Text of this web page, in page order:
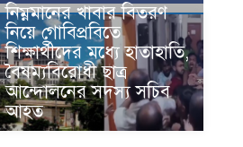
নিম্নমানের খাবার বিতরণ
নিয়ে গোবিপ্রবিতে
শিক্ষার্থীদের মধ্যে হাতাহাতি,
বৈষম্যবিরোধী ছাত্র
আন্দোলনের সদস্য সচিব
আহত